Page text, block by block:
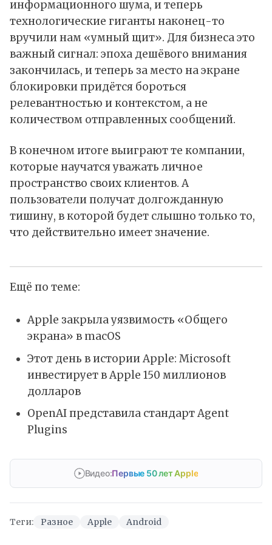
информационного шума, и теперь
технологические гиганты наконец-то
вручили нам «умный щит». Для бизнеса это
важный сигнал: эпоха дешёвого внимания
закончилась, и теперь за место на экране
блокировки придётся бороться
релевантностью и контекстом, а не
количеством отправленных сообщений.
В конечном итоге выиграют те компании,
которые научатся уважать личное
пространство своих клиентов. А
пользователи получат долгожданную
тишину, в которой будет слышно только то,
что действительно имеет значение.
Ещё по теме:
Apple закрыла уязвимость «Общего
экрана» в macOS
Этот день в истории Apple: Microsoft
инвестирует в Apple 150 миллионов
долларов
OpenAI представила стандарт Agent
Plugins
Видео:Первые 50 лет Apple
Теги: Разное Apple Android